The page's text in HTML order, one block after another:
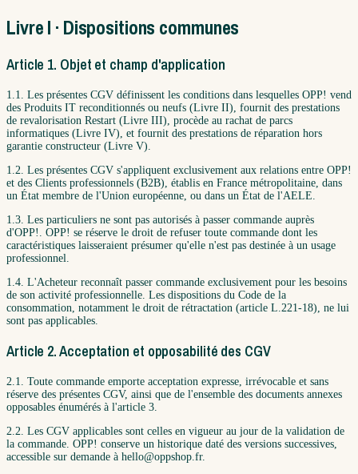
Livre I · Dispositions communes
Article 1. Objet et champ d'application
1.1. Les présentes CGV définissent les conditions dans lesquelles OPP! vend
des Produits IT reconditionnés ou neufs (Livre II), fournit des prestations
de revalorisation Restart (Livre III), procède au rachat de parcs
informatiques (Livre IV), et fournit des prestations de réparation hors
garantie constructeur (Livre V).
1.2. Les présentes CGV s'appliquent exclusivement aux relations entre OPP!
et des Clients professionnels (B2B), établis en France métropolitaine, dans
un État membre de l'Union européenne, ou dans un État de l'AELE.
1.3. Les particuliers ne sont pas autorisés à passer commande auprès
d'OPP!. OPP! se réserve le droit de refuser toute commande dont les
caractéristiques laisseraient présumer qu'elle n'est pas destinée à un usage
professionnel.
1.4. L'Acheteur reconnaît passer commande exclusivement pour les besoins
de son activité professionnelle. Les dispositions du Code de la
consommation, notamment le droit de rétractation (article L.221-18), ne lui
sont pas applicables.
Article 2. Acceptation et opposabilité des CGV
2.1. Toute commande emporte acceptation expresse, irrévocable et sans
réserve des présentes CGV, ainsi que de l'ensemble des documents annexes
opposables énumérés à l'article 3.
2.2. Les CGV applicables sont celles en vigueur au jour de la validation de
la commande. OPP! conserve un historique daté des versions successives,
accessible sur demande à hello@oppshop.fr.